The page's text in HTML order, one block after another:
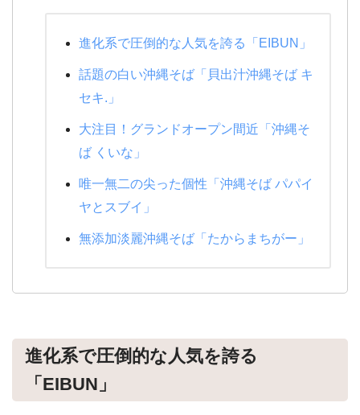
進化系で圧倒的な人気を誇る「EIBUN」
話題の白い沖縄そば「貝出汁沖縄そば キ
セキ.」
大注目！グランドオープン間近「沖縄そ
ば くいな」
唯一無二の尖った個性「沖縄そば パパイ
ヤとスブイ」
無添加淡麗沖縄そば「たからまちがー」
進化系で圧倒的な人気を誇る
「EIBUN」